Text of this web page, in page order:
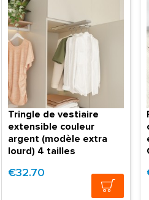
Tringle de vestiaire
extensible couleur
argent (modèle extra
lourd) 4 tailles
€32.70